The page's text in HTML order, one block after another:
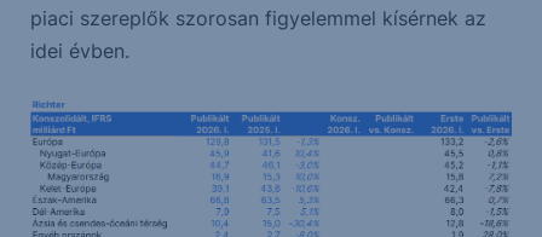
piaci szereplők szorosan figyelemmel kísérnek az
idei évben.